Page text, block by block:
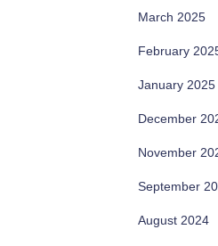
March 2025
February
January 2025
December
November
September
August 2024